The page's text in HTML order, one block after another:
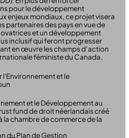
pour le développement
enjeux mondiaux, ce projet visera
partenaires des pays en vue de
et un développement
inclusif qui feront progresser
en œuvre les champs d’action
féministe du Canada.
et le
et le Développement au
fund de droit néerlandais créé
la chambre de commerce de la
du Plan de Gestion